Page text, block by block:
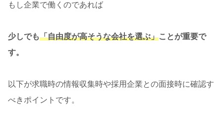
もし企業で働くのであれば
少しでも「自由度が高そうな会社を選ぶ」ことが重要で
す。
以下が求職時の情報収集時や採用企業との面接時に確認す
べきポイントです。